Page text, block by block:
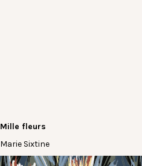
Mille fleurs
Marie Sixtine